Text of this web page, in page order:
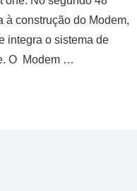
à construção do Modem,
integra o sistema de
O Modem …